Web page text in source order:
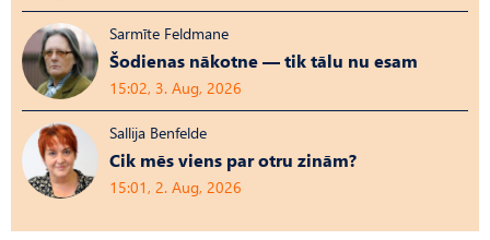
Sarmīte Feldmane
Šodienas nākotne — tik tālu nu esam
15:02, 3. Aug, 2026
Sallija Benfelde
Cik mēs viens par otru zinām?
15:01, 2. Aug, 2026